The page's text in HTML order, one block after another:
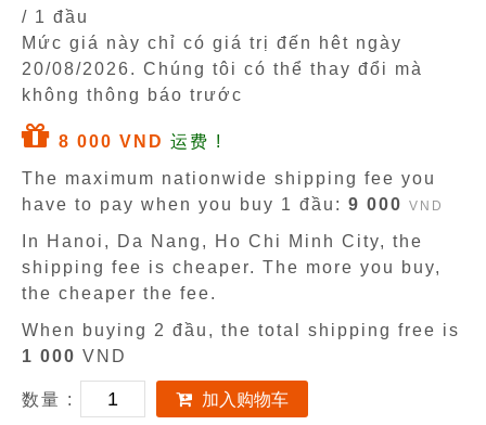
/ 1 đầu
Mức giá này chỉ có giá trị đến hêt ngày
20/08/2026. Chúng tôi có thể thay đổi mà
không thông báo trước
8 000 VND 运费 !
The maximum nationwide shipping fee you
have to pay when you buy 1 đầu: 9 000 VND
In Hanoi, Da Nang, Ho Chi Minh City, the
shipping fee is cheaper. The more you buy,
the cheaper the fee.
When buying 2 đầu, the total shipping free is
1 000 VND
数量 : 加入购物车